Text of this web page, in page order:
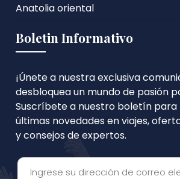
Anatolia oriental
Boletin Informativo
¡Únete a nuestra exclusiva
desbloquea un mundo de pasión
Suscríbete a nuestro boletín para
últimas novedades en viajes,
y consejos de expertos.